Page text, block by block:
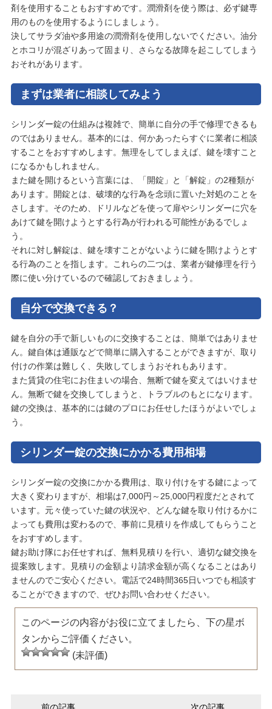
剤を使用することもおすすめです。潤滑剤を使う際は、必ず鍵専
用のものを使用するようにしましょう。
決してサラダ油や多用途の潤滑剤を使用しないでください。油分
とホコリが混ざりあって固まり、さらなる故障を起こしてしまう
おそれがあります。
まずは業者に相談してみよう
シリンダー錠の仕組みは複雑で、簡単に自分の手で修理できるも
のではありません。基本的には、何かあったらすぐに業者に相談
することをおすすめします。無理をしてしまえば、鍵を壊すこと
になるかもしれません。
また鍵を開けるという言葉には、「開錠」と「解錠」の2種類が
あります。開錠とは、破壊的な行為を念頭に置いた対処のことを
さします。そのため、ドリルなどを使って扉やシリンダーに穴を
あけて鍵を開けようとする行為が行われる可能性があるでしょ
う。
それに対し解錠は、鍵を壊すことがないように鍵を開けようとす
る行為のことを指します。これらの二つは、業者が鍵修理を行う
際に使い分けているので確認しておきましょう。
自分で交換できる？
鍵を自分の手で新しいものに交換することは、簡単ではありませ
ん。鍵自体は通販などで簡単に購入することができますが、取り
付けの作業は難しく、失敗してしまうおそれもあります。
また賃貸の住宅にお住まいの場合、無断で鍵を変えてはいけませ
ん。無断で鍵を交換してしまうと、トラブルのもとになります。
鍵の交換は、基本的には鍵のプロにお任せしたほうがよいでしょ
う。
シリンダー錠の交換にかかる費用相場
シリンダー錠の交換にかかる費用は、取り付けをする鍵によって
大きく変わりますが、相場は7,000円～25,000円程度だとされて
います。元々使っていた鍵の状況や、どんな鍵を取り付けるかに
よっても費用は変わるので、事前に見積りを作成してもらうこと
をおすすめします。
鍵お助け隊にお任せすれば、無料見積りを行い、適切な鍵交換を
提案致します。見積りの金額より請求金額が高くなることはあり
ませんのでご安心ください。電話で24時間365日いつでも相談す
ることができますので、ぜひお問い合わせください。
このページの内容がお役に立てましたら、下の星ボ
タンからご評価ください。
(未評価)